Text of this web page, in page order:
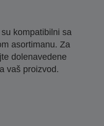
kompatibilni sa
asortimanu. Za
dolenavedene
vaš proizvod.